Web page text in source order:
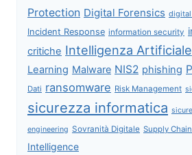
Protection Digital Forensics
Incident Response information security
critiche Intelligenza Artificiale
Learning Malware NIS2 phishing
Dati ransomware Risk Management
sicurezza informatica
engineering Sovranità Digitale Supply
Intelligence